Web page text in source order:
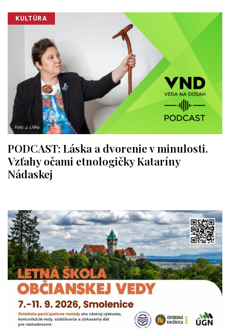
KULTÚRA
PODCAST: Láska a dvorenie v minulosti.
Vzťahy očami etnologičky Kataríny
Nádaskej